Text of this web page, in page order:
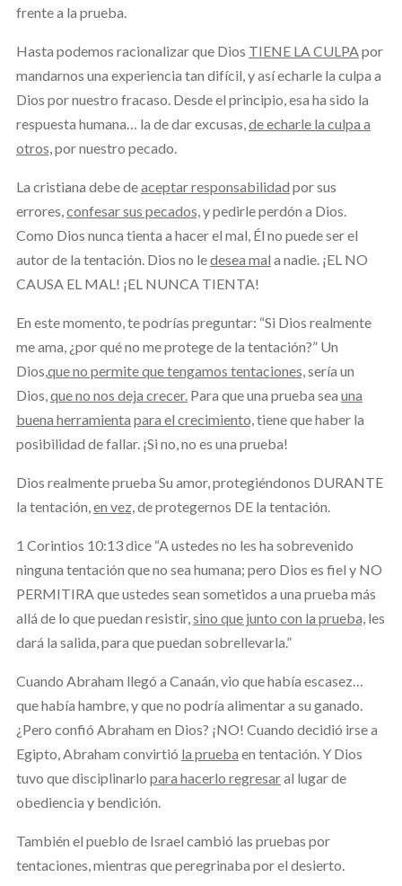
frente a la prueba.
Hasta podemos racionalizar que Dios TIENE LA CULPApor
mandarnos una experiencia tan difícil, y así echarle la culpa a
Dios por nuestro fracaso. Desde el principio, esa ha sido la
respuesta humana… la de dar excusas,de echarle la culpa a
otros,por nuestro pecado.
La cristiana debe deaceptar responsabilidad por sus
errores,confesar sus pecados,y pedirle perdón a Dios.
Como Dios nunca tienta a hacer el mal, Él no puede ser el
autor de la tentación. Dios no ledesea mal a nadie. ¡EL NO
CAUSA EL MAL! ¡EL NUNCA TIENTA!
En este momento, te podrías preguntar: “Si Dios realmente
me ama, ¿por qué no me protege de la tentación?” Un
Dios,que no permite que tengamos tentaciones,sería un
Dios,que no nos deja crecer.Para que una prueba sea una
buena herramienta para el crecimiento,tiene que haber la
posibilidad de fallar. ¡Si no, no es una prueba!
Dios realmente prueba Su amor, protegiéndonos DURANTE
la tentación,en vez,de protegernos DE la tentación.
1 Corintios 10:13 dice “A ustedes no les ha sobrevenido
ninguna tentación que no sea humana; pero Dios es fiel y NO
PERMITIRA que ustedes sean sometidos a una prueba más
allá de lo que puedan resistir,sino que junto con la prueba,les
dará la salida, para que puedan sobrellevarla.”
Cuando Abraham llegó a Canaán, vio que había escasez…
que había hambre,y que no podría alimentar a su ganado.
¿Pero confió Abraham en Dios? ¡NO! Cuando decidió irse a
Egipto, Abraham convirtió la prueba en tentación. Y Dios
tuvo que disciplinarlo para hacerlo regresaral lugar de
obediencia y bendición.
También el pueblo de Israel cambió las pruebas por
tentaciones, mientras que peregrinaba por el desierto.